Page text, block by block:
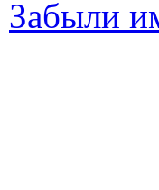
Забыли